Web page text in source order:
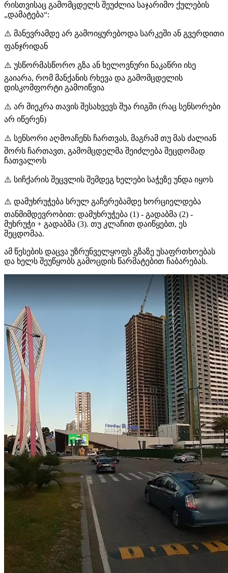
რისთვისაც გამომცდელს შეუძლია საჯარიმო ქულების
„დამატება“:
⚠️ მანევრამდე არ გამოიყურებოდა სარკეში ან გვერდითი
ფანჯრიდან
⚠️ უსწორმასწორო გზა ან ხელოვნური ნაკაწრი ისე
გაიარა, რომ მანქანის რხევა და გამომცდელის
დისკომფორტი გამოიწვია
⚠️ არ მიეკრა თავის შესახვევს შუა რიგში (რაც სენსორები
არ იწერენ)
⚠️ სენსორი აღმოაჩენს ჩართვას, მაგრამ თუ მას ძალიან
შორს ჩართავთ, გამომცდელმა შეიძლება შეცდომად
ჩათვალოს
⚠️ სიჩქარის შეცვლის შემდეგ ხელები საჭეზე უნდა იყოს
⚠️ დამუხრუჭება სრულ გაჩერებამდე ხორციელდება
თანმიმდევრობით: დამუხრუჭება (1) - გადაბმა (2) -
მუხრუჭი + გადაბმა (3). თუ კლაჩით დაიწყებთ, ეს
შეცდომაა.
ამ წესების დაცვა უზრუნველყოფს გზაზე უსაფრთხოებას
და ხელს შეუწყობს გამოცდის წარმატებით ჩაბარებას.